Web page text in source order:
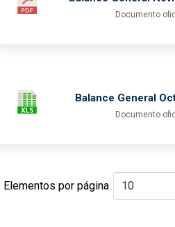
Documento
Balance General
Documento
Elementos por página